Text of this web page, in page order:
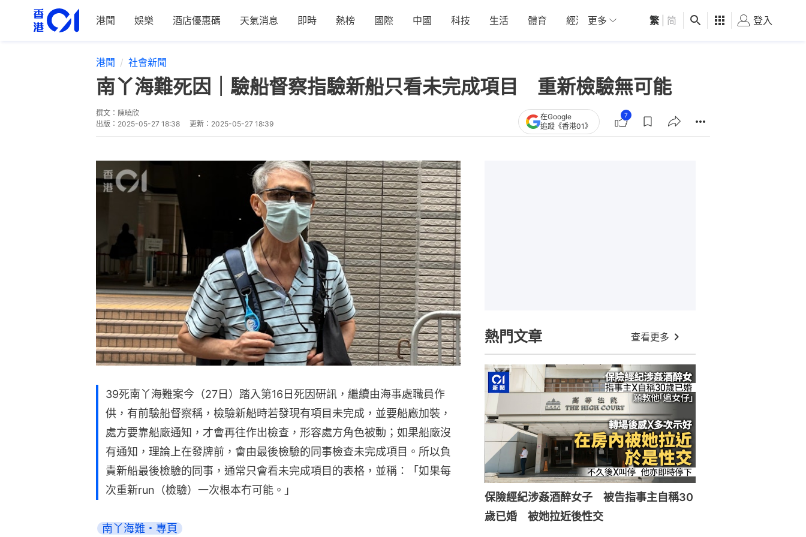
港聞 娛樂 酒店優惠碼 天氣消息 即時 熱榜 國際 中國 科技 生活 體育 經濟 01深圳 觀點 健康 好食玩飛
更多 繁 简 登入
港聞 社會新聞
南丫海難死因｜驗船督察指驗新船只看未完成項目 重新檢驗無可能
撰文： 陳曉欣
出版： 2025-05-27 18:38 更新： 2025-05-27 18:39
在Google
追蹤《香港01》
7
39死南丫海難案今（27日）踏入第16日死因研訊，繼續由海事處職員作
供，有前驗船督察稱，檢驗新船時若發現有項目未完成，並要船廠加裝，
處方要靠船廠通知，才會再往作出檢查，形容處方角色被動；如果船廠沒
有通知，理論上在發牌前，會由最後檢驗的同事檢查未完成項目。所以負
責新船最後檢驗的同事，通常只會看未完成項目的表格，並稱：「如果每
次重新run（檢驗）一次根本冇可能。」
南丫海難・專頁
熱門文章 查看更多
保險經紀涉姦酒醉女子 被告指事主自稱30
歲已婚 被她拉近後性交